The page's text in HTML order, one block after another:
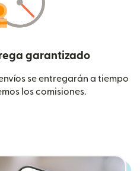
garantizado
se entregarán a tiempo
los comisiones.